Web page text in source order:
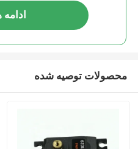
ادامه
محصولات توصیه شده